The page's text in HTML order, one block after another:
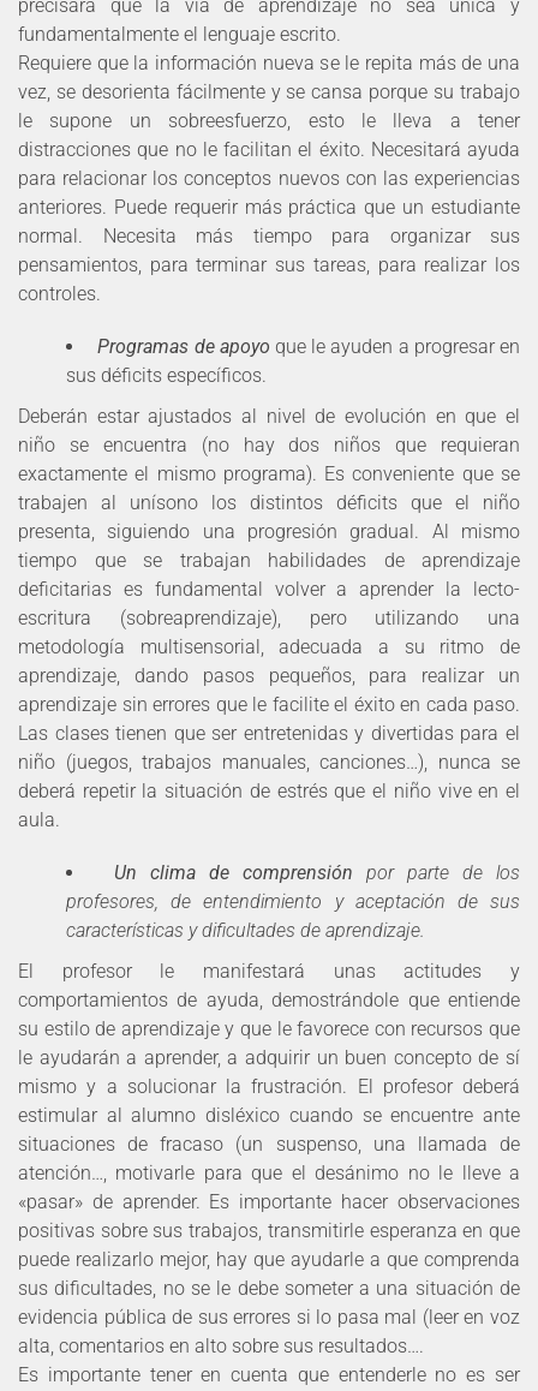
precisará que la vía de aprendizaje no sea única y
fundamentalmente el lenguaje escrito.
Requiere que la información nueva se le repita más de una
vez, se desorienta fácilmente y se cansa porque su trabajo
le supone un sobreesfuerzo, esto le lleva a tener
distracciones que no le facilitan el éxito. Necesitará ayuda
para relacionar los conceptos nuevos con las experiencias
anteriores. Puede requerir más práctica que un estudiante
normal. Necesita más tiempo para organizar sus
pensamientos, para terminar sus tareas, para realizar los
controles.
Programas de apoyoque le ayuden a progresar en
sus déficits específicos.
Deberán estar ajustados al nivel de evolución en que el
niño se encuentra (no hay dos niños que requieran
exactamente el mismo programa). Es conveniente que se
trabajen al unísono los distintos déficits que el niño
presenta, siguiendo una progresión gradual. Al mismo
tiempo que se trabajan habilidades de aprendizaje
deficitarias es fundamental volver a aprender la lecto-
escritura (sobreaprendizaje), pero utilizando una
metodología multisensorial, adecuada a su ritmo de
aprendizaje, dando pasos pequeños, para realizar un
aprendizaje sin errores que le facilite el éxito en cada paso.
Las clases tienen que ser entretenidas y divertidas para el
niño (juegos, trabajos manuales, canciones…), nunca se
deberá repetir la situación de estrés que el niño vive en el
aula.
Un clima de comprensión por parte de los
profesores, de entendimiento y aceptación de sus
características y dificultades de aprendizaje.
El profesor le manifestará unas actitudes y
comportamientos de ayuda, demostrándole que entiende
su estilo de aprendizaje y que le favorece con recursos que
le ayudarán a aprender, a adquirir un buen concepto de sí
mismo y a solucionar la frustración. El profesor deberá
estimular al alumno disléxico cuando se encuentre ante
situaciones de fracaso (un suspenso, una llamada de
atención…, motivarle para que el desánimo no le lleve a
«pasar» de aprender. Es importante hacer observaciones
positivas sobre sus trabajos, transmitirle esperanza en que
puede realizarlo mejor, hay que ayudarle a que comprenda
sus dificultades, no se le debe someter a una situación de
evidencia pública de sus errores si lo pasa mal (leer en voz
alta, comentarios en alto sobre sus resultados….
Es importante tener en cuenta que entenderle no es ser